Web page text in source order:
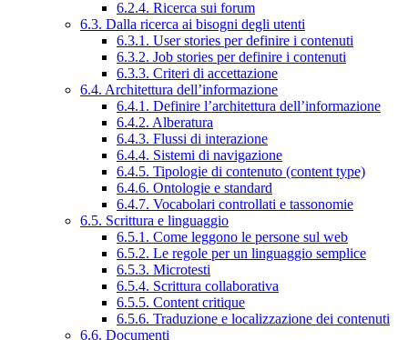
6.2.4. Ricerca sui forum
6.3. Dalla ricerca ai bisogni degli utenti
6.3.1. User stories per definire i contenuti
6.3.2. Job stories per definire i contenuti
6.3.3. Criteri di accettazione
6.4. Architettura dell’informazione
6.4.1. Definire l’architettura dell’informazione
6.4.2. Alberatura
6.4.3. Flussi di interazione
6.4.4. Sistemi di navigazione
6.4.5. Tipologie di contenuto (content type)
6.4.6. Ontologie e standard
6.4.7. Vocabolari controllati e tassonomie
6.5. Scrittura e linguaggio
6.5.1. Come leggono le persone sul web
6.5.2. Le regole per un linguaggio semplice
6.5.3. Microtesti
6.5.4. Scrittura collaborativa
6.5.5. Content critique
6.5.6. Traduzione e localizzazione dei contenuti
6.6. Documenti